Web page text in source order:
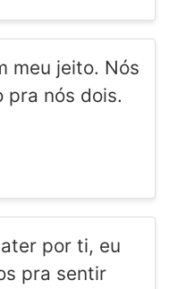
meu jeito. Nós
pra nós dois.
por ti, eu
pra sentir